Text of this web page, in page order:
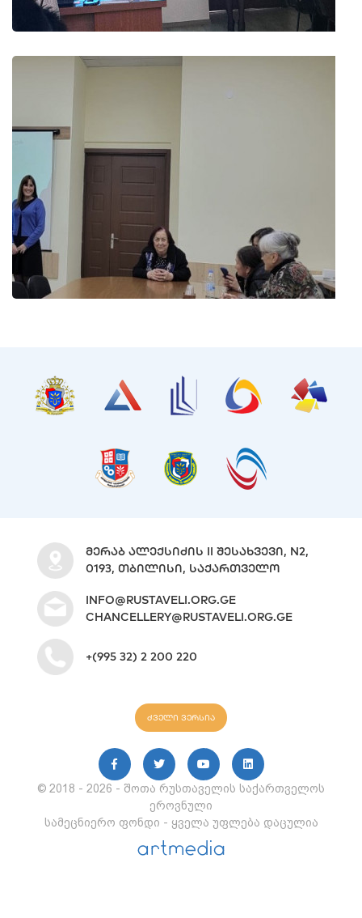
© 2018 - 2026 - შოთა რუსთაველის საქართველოს
ეროვნული
სამეცნიერო ფონდი - ყველა უფლება დაცულია
ᲛᲔᲠᲐᲑ ᲐᲚᲔᲥᲡᲘᲫᲘᲡ II ᲨᲔᲡᲐᲮᲕᲔᲕᲘ, N2,
0193, ᲗᲑᲘᲚᲘᲡᲘ, ᲡᲐᲥᲐᲠᲗᲕᲔᲚᲝ
INFO@RUSTAVELI.ORG.GE
CHANCELLERY@RUSTAVELI.ORG.GE
+(995 32) 2 200 220
ძველი ვერსია